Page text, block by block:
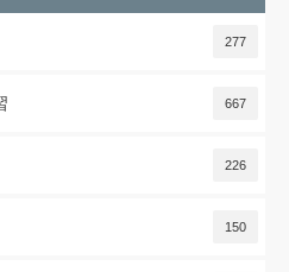
277
667
226
150